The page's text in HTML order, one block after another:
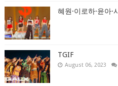
혜원·이로하·윤아·
TGIF
August 06, 2023